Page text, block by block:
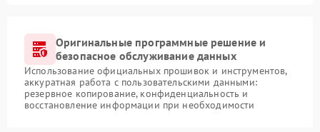
Оригинальные программные решение и
безопасное обслуживание данных
Использование официальных прошивок и инструментов,
аккуратная работа с пользовательскими данными:
резервное копирование, конфиденциальность и
восстановление информации при необходимости